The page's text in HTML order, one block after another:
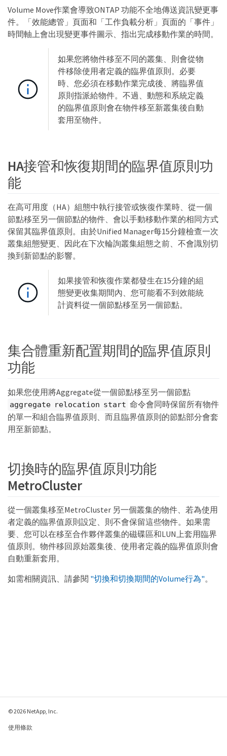
Volume Move作業會導致ONTAP 功能不全地傳送資訊變更事
件。「效能總管」頁面和「工作負載分析」頁面的「事件」
時間軸上會出現變更事件圖示、指出完成移動作業的時間。
如果您將物件移至不同的叢集、則會從物
件移除使用者定義的臨界值原則。必要
時、您必須在移動作業完成後、將臨界值
原則指派給物件。不過、動態和系統定義
的臨界值原則會在物件移至新叢集後自動
套用至物件。
HA接管和恢復期間的臨界值原則功
能
在高可用度（HA）組態中執行接管或恢復作業時、從一個
節點移至另一個節點的物件、會以手動移動作業的相同方式
保留其臨界值原則。由於Unified Manager每15分鐘檢查一次
叢集組態變更、因此在下次輪詢叢集組態之前、不會識別切
換到新節點的影響。
如果接管和恢復作業都發生在15分鐘的組
態變更收集期間內、您可能看不到效能統
計資料從一個節點移至另一個節點。
集合體重新配置期間的臨界值原則
功能
如果您使用將Aggregate從一個節點移至另一個節點
aggregate relocation start 命令會同時保留所有物件
的單一和組合臨界值原則、而且臨界值原則的節點部分會套
用至新節點。
切換時的臨界值原則功能
MetroCluster
從一個叢集移至MetroCluster 另一個叢集的物件、若為使用
者定義的臨界值原則設定、則不會保留這些物件。如果需
要、您可以在移至合作夥伴叢集的磁碟區和LUN上套用臨界
值原則。物件移回原始叢集後、使用者定義的臨界值原則會
自動重新套用。
如需相關資訊、請參閱 "切換和切換期間的Volume行為"。
© 2026 NetApp, Inc.
使用條款